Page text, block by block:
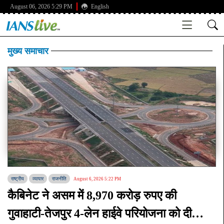
August 06, 2026 5:29 PM English
मुख्य समाचार
राष्ट्रीय व्यापार राजनीति August 6, 2026 5:22 PM
कैबिनेट ने असम में 8,970 करोड़ रुपए की
गुवाहाटी-तेजपुर 4-लेन हाईवे परियोजना को दी